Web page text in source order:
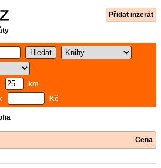
Přidat inzerát
km
Kč
Cena